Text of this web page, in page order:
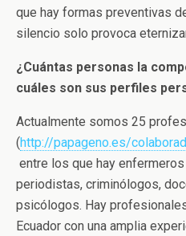
que hay formas preventivas
silencio solo provoca
¿Cuántas personas la
cuáles son sus perfiles
Actualmente somos 25
(http://papageno.es/
entre los que hay
periodistas, criminólogos,
psicólogos. Hay
Ecuador con una amplia